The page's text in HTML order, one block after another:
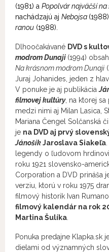
(1981) a Popolvár najväčší na
nachádzajú aj Nebojsa
ranou (1988).
Dlhoočakávané DVD s
modrom Dunaji (1994)
Na krásnom modrom Dunaji
Juraj Johanides, jeden z
V ponuke je aj publikácia
filmovej kultúry, na ktorej
medzi nimi aj Milan Lasica,
Mariana Čengel Solčanská
je na DVD aj prvý
JánošíkJaroslava Siakeľa
legendy o ľudovom
roku 1921 slovensko-
Corporation a DVD prináša
verziu, ktorú v roku 1975
filmový historik Ivan
filmový kalendár na rok
Martina Šulíka
Ponuka predajne Klapka.sk
dielami od významných